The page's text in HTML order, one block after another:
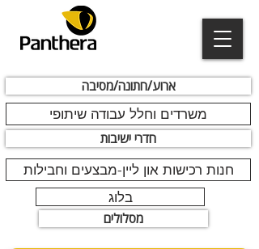
חדרי ישיבות
ארוע/חתונה/מסיבה
משרדים וחלל עבודה שיתופי
חנות רכישות און ליין-מבצעים וחבילות
בלוג
מסלולים